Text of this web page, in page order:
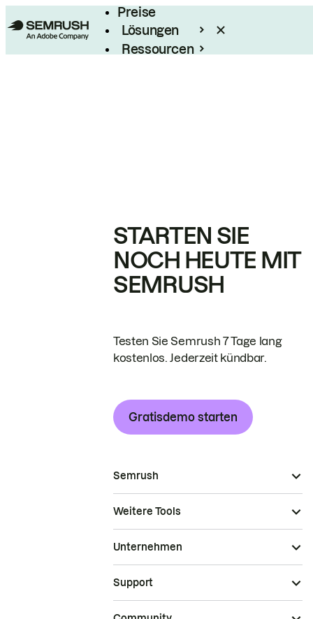
Preise
Lösungen
Ressourcen
STARTEN SIE
NOCH HEUTE MIT
SEMRUSH
Testen Sie Semrush 7 Tage lang
kostenlos. Jederzeit kündbar.
Gratisdemo starten
Semrush
Weitere Tools
Unternehmen
Support